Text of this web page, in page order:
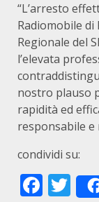
“L’arresto
Radiomobile
Regionale del
l’elevata
nostro plauso
rapidità ed
responsabile e
condividi su: